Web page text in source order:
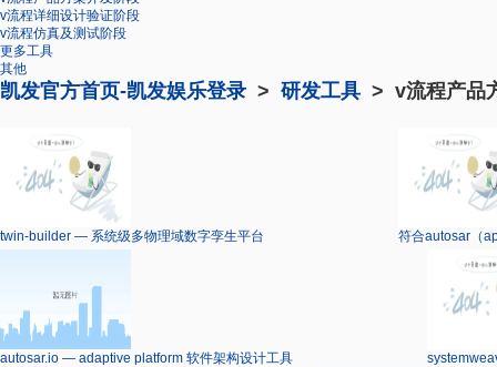
v流程详细设计验证阶段
v流程仿真及测试阶段
更多工具
其他
凯发官方首页-凯发娱乐登录 > 研发工具 > v流程产品
twin-builder — 系统级多物理域数字孪生平台 符合autosar（
autosar.io — adaptive platform 软件架构设计工具